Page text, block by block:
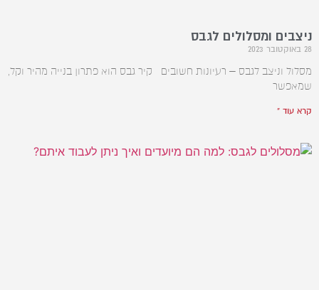
ניצבים ומסלולים לגבס
28 באוקטובר 2023
מסלול וניצב לגבס – רעיונות חשובים קיר גבס הוא פתרון בנייה מהיר וקל,
שמאפשר
קרא עוד »